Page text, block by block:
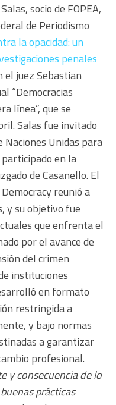
socio de FOPEA,
de Periodismo
la opacidad: un
penales
el juez Sebastian
“Democracias
línea”, que se
Salas fue invitado
Unidas para
en la
de Casanello. El
reunió a
y su objetivo fue
que enfrenta el
por el avance de
del crimen
instituciones
en formato
restringida a
y bajo normas
a garantizar
profesional.
y consecuencia de lo
prácticas